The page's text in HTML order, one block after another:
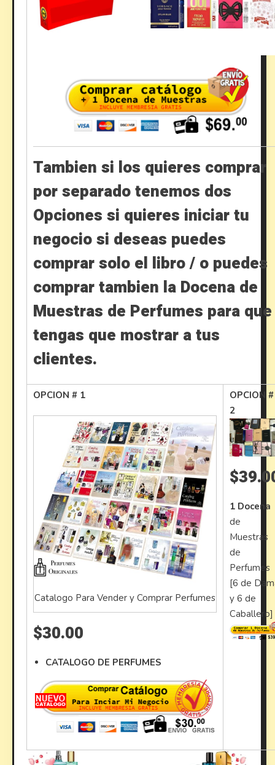
Tambien si los quieres comprar
por separado tenemos dos
Opciones si quieres iniciar tu
negocio si deseas puedes
comprar solo el libro / o puedes
comprar tambien la Docena de
Muestras de Perfumes para que
tengas que mostrar a tus
clientes.
OPCION # 1
Catalogo Para Vender y Comprar Perfumes
$30.00
CATALOGO DE PERFUMES
OPCION #
2
1 Docena
de
Muestras
de
Perfumes
[6 de
y 6 de
Caballero]